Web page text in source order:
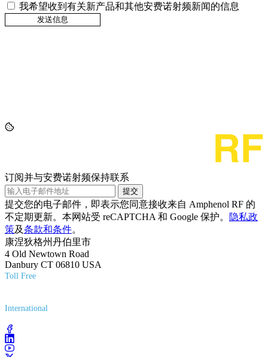
我希望收到有关新产品和其他安费诺射频新闻的信息
订阅并与安费诺射频保持联系
提交
提交您的电子邮件，即表示您同意接收来自 Amphenol RF 的
不定期更新。本网站受 reCAPTCHA 和 Google 保护。
隐私政
策及条款和条件。
康涅狄格州丹伯里市
4 Old Newtown Road
Danbury CT 06810 USA
Toll Free
International